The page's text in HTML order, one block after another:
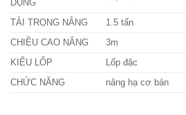
DỤNG
TẢI TRỌNG NÂNG
1.5 tấn
CHIỀU CAO NÂNG
3m
KIỂU LỐP
Lốp đặc
CHỨC NĂNG
nâng hạ cơ bản